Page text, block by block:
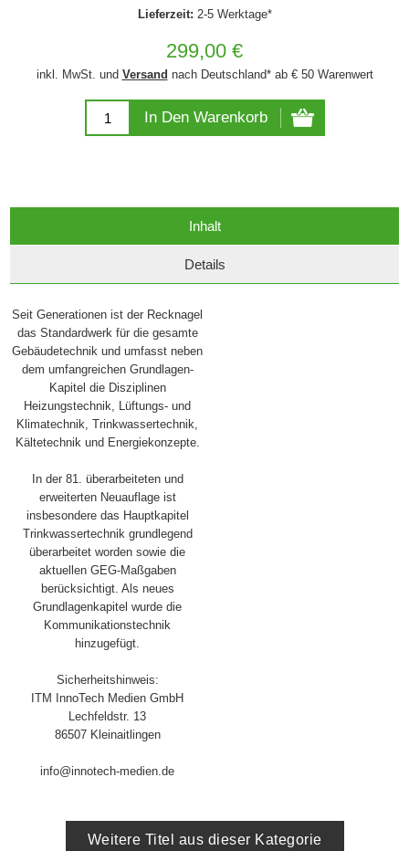
Lieferzeit: 2-5 Werktage*
299,00 €
inkl. MwSt. und Versand nach Deutschland* ab € 50 Warenwert
In Den Warenkorb
Inhalt
Details
Seit Generationen ist der Recknagel
das Standardwerk für die gesamte
Gebäudetechnik und umfasst neben
dem umfangreichen Grundlagen-
Kapitel die Disziplinen
Heizungstechnik, Lüftungs- und
Klimatechnik, Trinkwassertechnik,
Kältetechnik und Energiekonzepte.
In der 81. überarbeiteten und
erweiterten Neuauflage ist
insbesondere das Hauptkapitel
Trinkwassertechnik grundlegend
überarbeitet worden sowie die
aktuellen GEG-Maßgaben
berücksichtigt. Als neues
Grundlagenkapitel wurde die
Kommunikationstechnik
hinzugefügt.
Sicherheitshinweis:
ITM InnoTech Medien GmbH
Lechfeldstr. 13
86507 Kleinaitlingen
info@innotech-medien.de
Weitere Titel aus dieser Kategorie